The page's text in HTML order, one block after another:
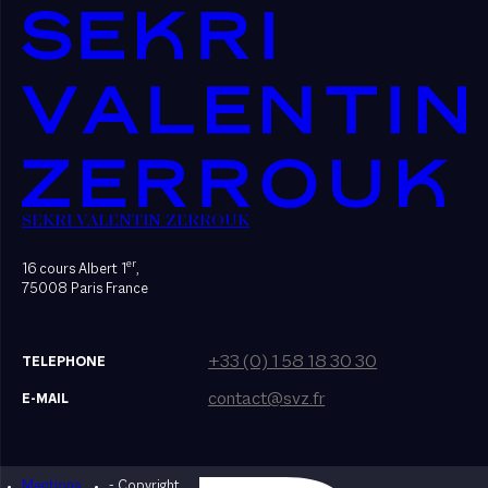
SEKRI VALENTIN ZERROUK
16 cours Albert 1er,
75008 Paris France
TELEPHONE +33 (0) 1 58 18 30 30
E-MAIL contact@svz.fr